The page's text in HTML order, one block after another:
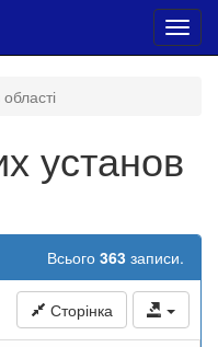
установ
Всього 363 записи.
Сторінка